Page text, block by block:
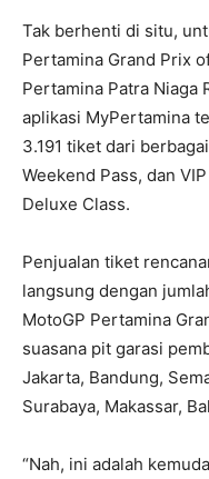
Tak berhenti di situ,
Pertamina Grand Prix
Pertamina Patra Niaga
aplikasi MyPertamina
3.191 tiket dari
Weekend Pass, dan
Deluxe Class.
Penjualan tiket
langsung dengan
MotoGP Pertamina
suasana pit garasi
Jakarta, Bandung,
Surabaya, Makassar,
“Nah, ini adalah